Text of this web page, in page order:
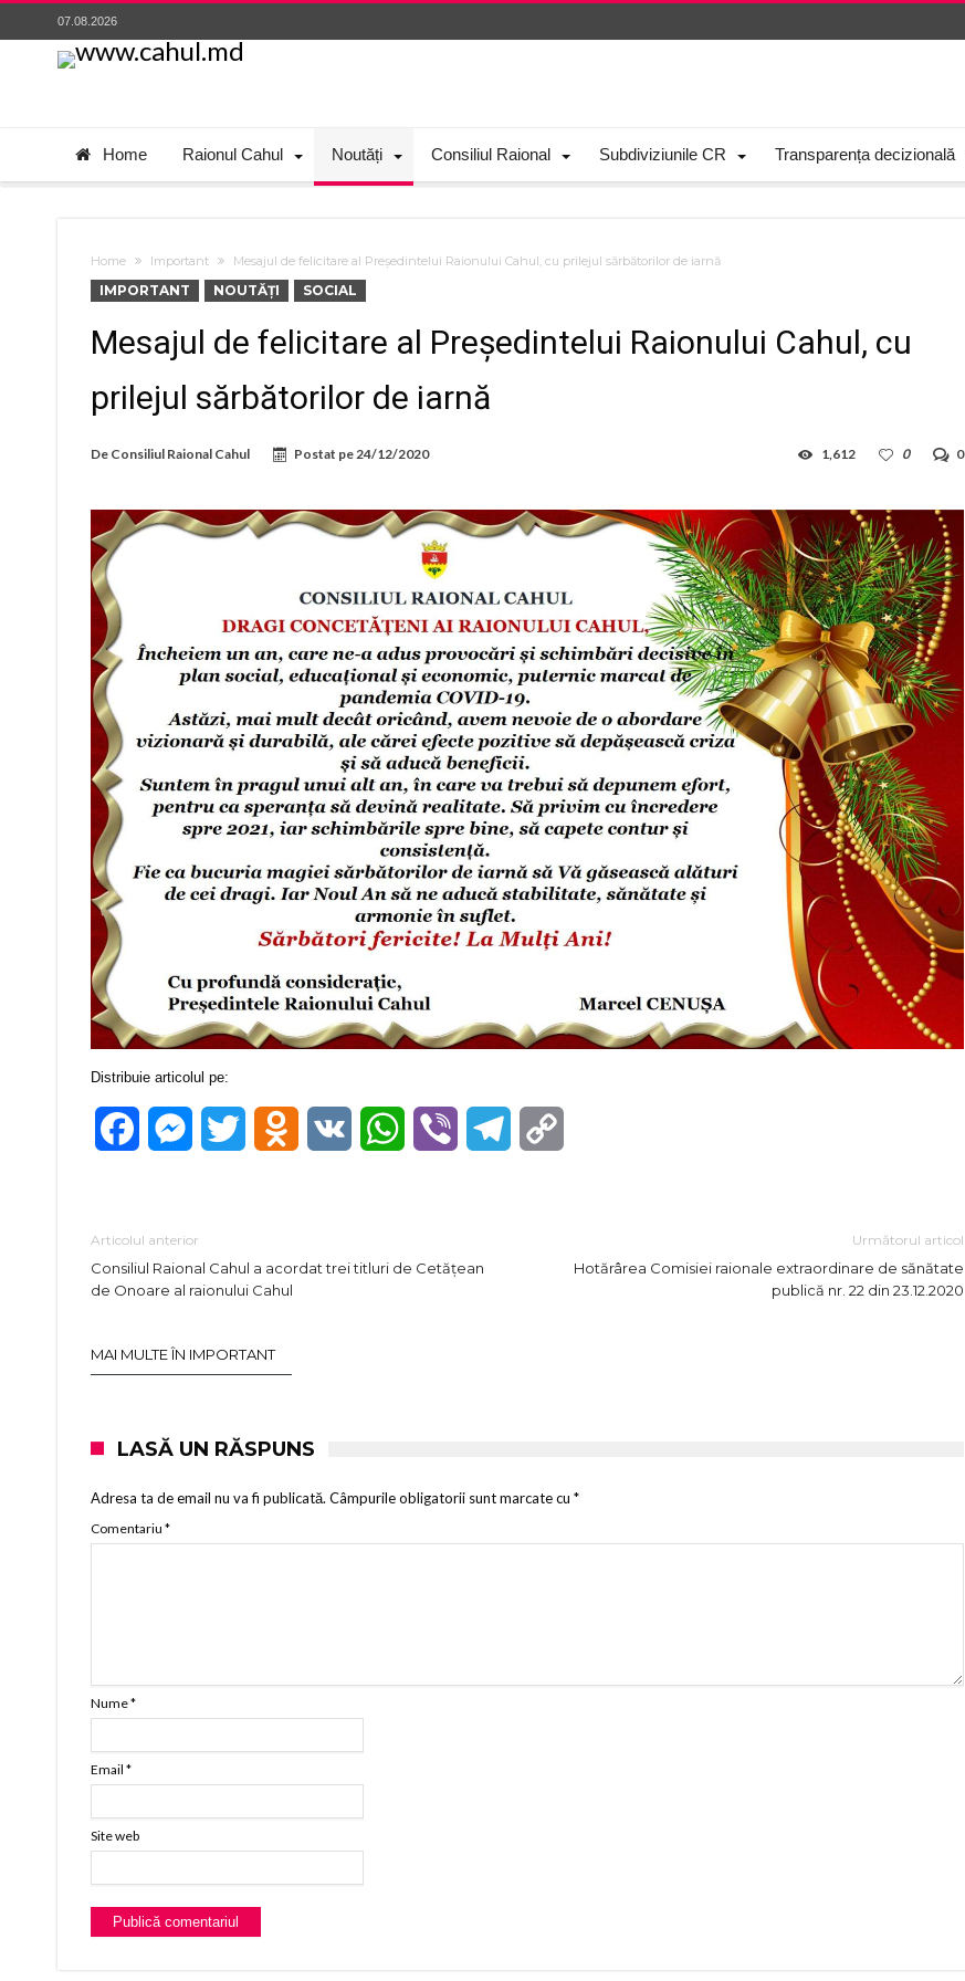
07.08.2026
Home Raionul Cahul Noutăți Consiliul Raional Subdiviziunile CR Transparența decizională
Home Important Mesajul de felicitare al Președintelui Raionului Cahul, cu prilejul sărbătorilor de iarnă
IMPORTANT NOUTĂȚI SOCIAL
Mesajul de felicitare al Președintelui Raionului Cahul, cu
prilejul sărbătorilor de iarnă
De Consiliul Raional Cahul Postat pe24/12/2020 0
0
1,612
Distribuie articolul pe:
FacebookMessenger
Twitter Odnoklassniki
VK WhatsApp
Viber Telegram
Articolul anterior
Consiliul Raional Cahul a acordat trei titluri de Cetățean
de Onoare al raionului Cahul
Următorul articol
Hotărârea Comisiei raionale extraordinare de sănătate
publică nr. 22 din 23.12.2020
MAI MULTE ÎN IMPORTANT
LASĂ UN RĂSPUNS
Adresa ta de email nu va fi publicată. Câmpurile obligatorii sunt marcate cu *
Comentariu *
Nume*
Email *
Site web